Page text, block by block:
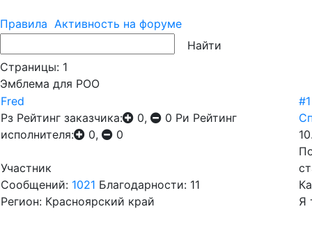
Правила Активность на форуме
Страницы: 1
Эмблема для РОО
Fred
Рз Рейтинг заказчика: 0, 0 Ри Рейтинг
исполнителя:
0, 0
Участник
Сообщений: 1021 Благодарности: 11
Регион: Красноярский край
#1
Я